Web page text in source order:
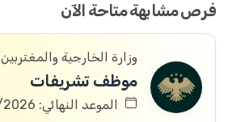
فرص مشابهة متاحة الآن
وزارة الخارجية والمغتربين
موظف تشريفات
الموعد النهائي: 10/08/2026